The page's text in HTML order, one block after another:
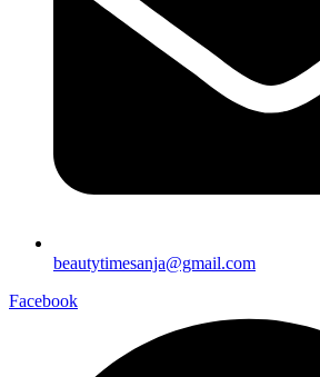
beautytimesanja@gmail.com
Facebook